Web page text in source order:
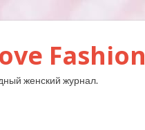
Fashion
женский журнал.